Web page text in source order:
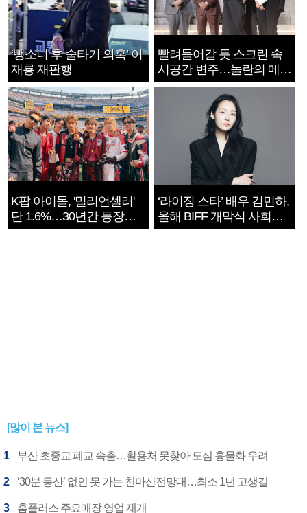
‘뺑소니 후 술타기 의혹’ 이
재룡 재판행
빨려들어갈 듯 스크린 속
시공간 변주…놀란의 메시
지는 ‘전쟁 속죄’
K팝 아이돌, '밀리언셀러'
단 1.6%…30년간 등장
1182개팀 전수조사
‘라이징 스타’ 배우 김민하,
올해 BIFF 개막식 사회자
확정
[많이 본 뉴스]
1 부산 초중교 폐교 속출…활용처 못찾아 도심 흉물화 우려
2 ‘30분 등산’ 없인 못 가는 천마산전망대…최소 1년 고생길
3 홈플러스 주요매장 영업 재개